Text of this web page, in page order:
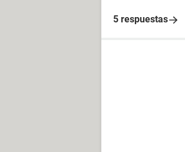
5 respuestas